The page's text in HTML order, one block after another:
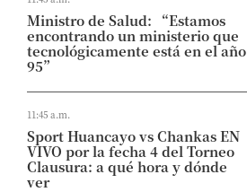
Ministro de Salud: “Estamos
encontrando un ministerio que
tecnológicamente está en el año
95”
11:45 a.m.
Sport Huancayo vs Chankas EN
VIVO por la fecha 4 del Torneo
Clausura: a qué hora y dónde
ver